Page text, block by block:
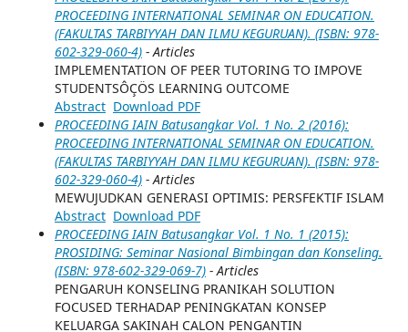
PROCEEDING INTERNATIONAL SEMINAR ON EDUCATION.
(FAKULTAS TARBIYYAH DAN ILMU KEGURUAN). (ISBN: 978-
602-329-060-4) - Articles
IMPLEMENTATION OF PEER TUTORING TO IMPOVE
STUDENTSÔÇÖS LEARNING OUTCOME
Abstract Download PDF
PROCEEDING IAIN Batusangkar Vol. 1 No. 2 (2016):
PROCEEDING INTERNATIONAL SEMINAR ON EDUCATION.
(FAKULTAS TARBIYYAH DAN ILMU KEGURUAN). (ISBN: 978-
602-329-060-4) - Articles
MEWUJUDKAN GENERASI OPTIMIS: PERSFEKTIF ISLAM
Abstract Download PDF
PROCEEDING IAIN Batusangkar Vol. 1 No. 1 (2015):
PROSIDING: Seminar Nasional Bimbingan dan Konseling.
(ISBN: 978-602-329-069-7) - Articles
PENGARUH KONSELING PRANIKAH SOLUTION
FOCUSED TERHADAP PENINGKATAN KONSEP
KELUARGA SAKINAH CALON PENGANTIN